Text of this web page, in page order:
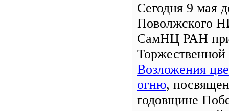
Сегодня 9 мая
Поволжского
СамНЦ РАН
Возложения
огню,
годовщине